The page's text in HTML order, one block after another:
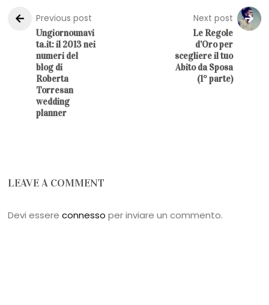
Previous post
Ungiornounavi
ta.it: il 2013 nei
numeri del
blog di
Roberta
Torresan
wedding
planner
Next post
Le Regole
d’Oro per
scegliere il tuo
Abito da Sposa
(1° parte)
LEAVE A COMMENT
Devi essereconnesso per inviare un commento.